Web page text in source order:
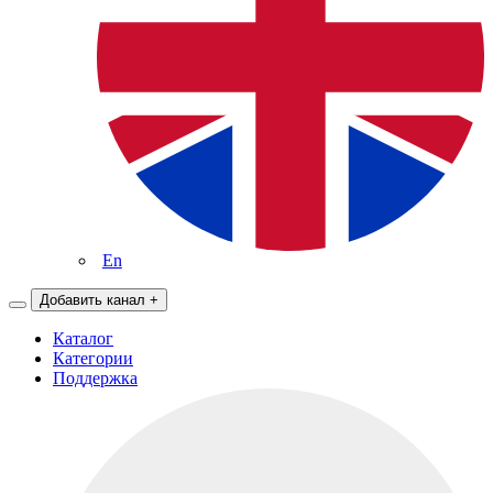
En
Добавить канал +
Каталог
Категории
Поддержка